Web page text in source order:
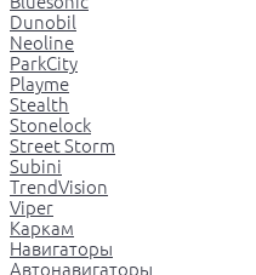
Dunobil
Neoline
ParkCity
Playme
Stealth
Stonelock
Street Storm
Subini
TrendVision
Viper
Каркам
Навигаторы
Автонавигаторы